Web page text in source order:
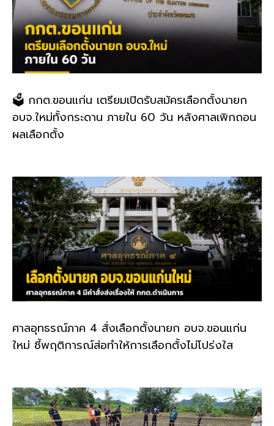
🗳️ กกต.ขอนแก่น เตรียมเปิดรับสมัครเลือกตั้งนายก
อบจ.ใหม่ทั้งกระดาน ภายใน 60 วัน หลังศาลเพิกถอน
ผลเลือกตั้ง
ศาลอุทธรณ์ภาค 4 สั่งเลือกตั้งนายก อบจ.ขอนแก่น
ใหม่ ชี้พฤติการณ์ส่อทำให้การเลือกตั้งไม่โปร่งใส